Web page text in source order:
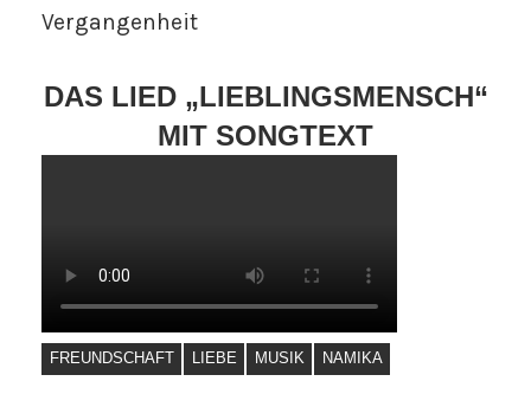
Vergangenheit
DAS LIED „LIEBLINGSMENSCH“
MIT SONGTEXT
FREUNDSCHAFT LIEBE MUSIK NAMIKA